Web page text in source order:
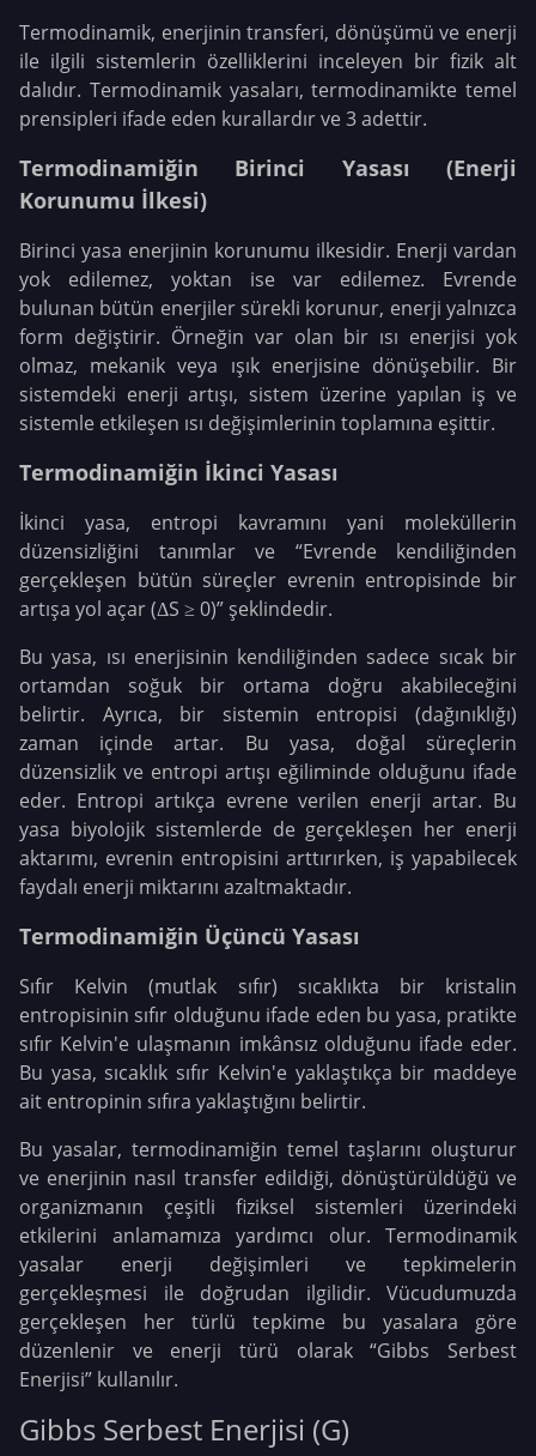
Termodinamik, enerjinin transferi, dönüşümü ve enerji
ile ilgili sistemlerin özelliklerini inceleyen bir fizik alt
dalıdır. Termodinamik yasaları, termodinamikte temel
prensipleri ifade eden kurallardır ve 3 adettir.
Termodinamiğin Birinci Yasası (Enerji
Korunumu İlkesi)
Birinci yasa enerjinin korunumu ilkesidir. Enerji vardan
yok edilemez, yoktan ise var edilemez. Evrende
bulunan bütün enerjiler sürekli korunur, enerji yalnızca
form değiştirir. Örneğin var olan bir ısı enerjisi yok
olmaz, mekanik veya ışık enerjisine dönüşebilir. Bir
sistemdeki enerji artışı, sistem üzerine yapılan iş ve
sistemle etkileşen ısı değişimlerinin toplamına eşittir.
Termodinamiğin İkinci Yasası
İkinci yasa, entropi kavramını yani moleküllerin
düzensizliğini tanımlar ve “Evrende kendiliğinden
gerçekleşen bütün süreçler evrenin entropisinde bir
artışa yol açar (ΔS ≥ 0)” şeklindedir.
Bu yasa, ısı enerjisinin kendiliğinden sadece sıcak bir
ortamdan soğuk bir ortama doğru akabileceğini
belirtir. Ayrıca, bir sistemin entropisi (dağınıklığı)
zaman içinde artar. Bu yasa, doğal süreçlerin
düzensizlik ve entropi artışı eğiliminde olduğunu ifade
eder. Entropi artıkça evrene verilen enerji artar. Bu
yasa biyolojik sistemlerde de gerçekleşen her enerji
aktarımı, evrenin entropisini arttırırken, iş yapabilecek
faydalı enerji miktarını azaltmaktadır.
Termodinamiğin Üçüncü Yasası
Sıfır Kelvin (mutlak sıfır) sıcaklıkta bir kristalin
entropisinin sıfır olduğunu ifade eden bu yasa, pratikte
sıfır Kelvin'e ulaşmanın imkânsız olduğunu ifade eder.
Bu yasa, sıcaklık sıfır Kelvin'e yaklaştıkça bir maddeye
ait entropinin sıfıra yaklaştığını belirtir.
Bu yasalar, termodinamiğin temel taşlarını oluşturur
ve enerjinin nasıl transfer edildiği, dönüştürüldüğü ve
organizmanın çeşitli fiziksel sistemleri üzerindeki
etkilerini anlamamıza yardımcı olur. Termodinamik
yasalar enerji değişimleri ve tepkimelerin
gerçekleşmesi ile doğrudan ilgilidir. Vücudumuzda
gerçekleşen her türlü tepkime bu yasalara göre
düzenlenir ve enerji türü olarak “Gibbs Serbest
Enerjisi” kullanılır.
Gibbs Serbest Enerjisi (G)